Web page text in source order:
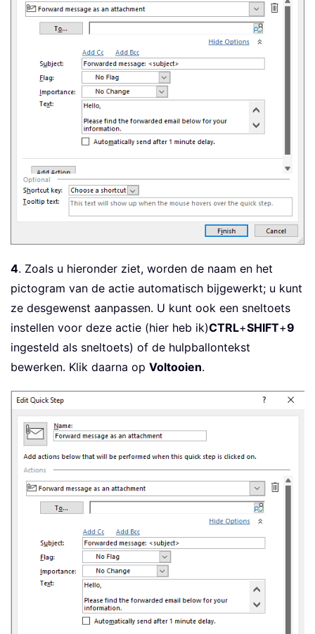
4. Zoals u hieronder ziet, worden de naam en het
pictogram van de actie automatisch bijgewerkt; u kunt
ze desgewenst aanpassen. U kunt ook een sneltoets
instellen voor deze actie (hier heb ik)CTRL+SHIFT+9
ingesteld als sneltoets) of de hulpballontekst
bewerken. Klik daarna op Voltooien.